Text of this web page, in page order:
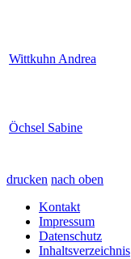
Wittkuhn Andrea
Öchsel Sabine
drucken nach oben
Kontakt
Impressum
Datenschutz
Inhaltsverzeichnis